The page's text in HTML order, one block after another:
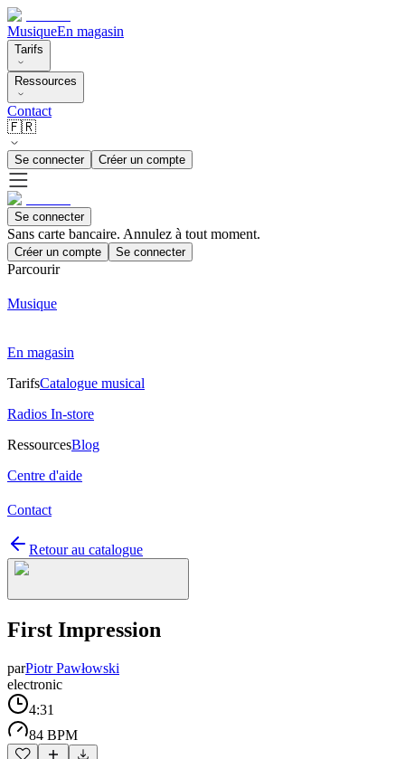
MusiqueEn magasin
Tarifs
Ressources
Contact
🇫🇷
Se connecter Créer un compte
Se connecter
Sans carte bancaire. Annulez à tout moment.
Créer un compte Se connecter
Parcourir
Musique
En magasin
TarifsCatalogue musical
Radios In-store
RessourcesBlog
Centre d'aide
Contact
Retour au catalogue
First Impression
parPiotr Pawłowski
electronic
4:31
84 BPM